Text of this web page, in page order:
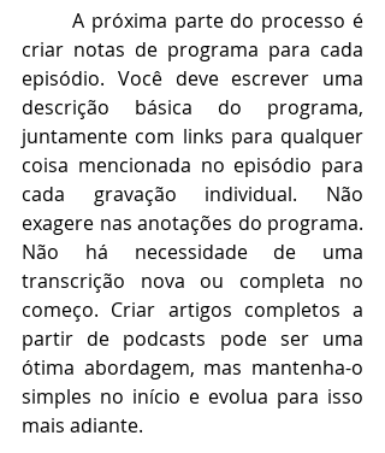
A próxima parte do processo é
criar notas de programa para cada
episódio. Você deve escrever uma
descrição básica do programa,
juntamente com links para qualquer
coisa mencionada no episódio para
cada gravação individual. Não
exagere nas anotações do programa.
Não há necessidade de uma
transcrição nova ou completa no
começo. Criar artigos completos a
partir de podcasts pode ser uma
ótima abordagem, mas mantenha-o
simples no início e evolua para isso
mais adiante.